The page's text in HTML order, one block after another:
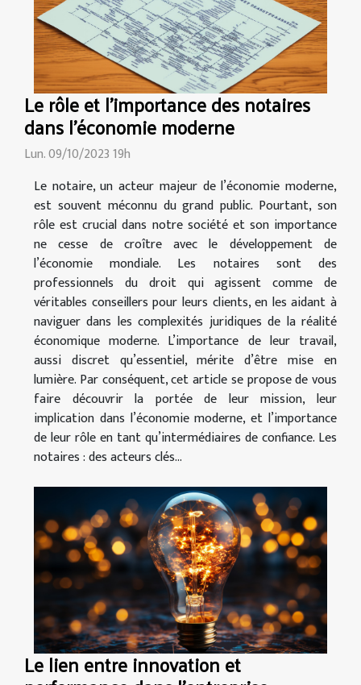
Le rôle et l'importance des notaires
dans l'économie moderne
Lun. 09/10/2023 19h
Le notaire, un acteur majeur de l’économie moderne,
est souvent méconnu du grand public. Pourtant, son
rôle est crucial dans notre société et son importance
ne cesse de croître avec le développement de
l’économie mondiale. Les notaires sont des
professionnels du droit qui agissent comme de
véritables conseillers pour leurs clients, en les aidant à
naviguer dans les complexités juridiques de la réalité
économique moderne. L’importance de leur travail,
aussi discret qu’essentiel, mérite d’être mise en
lumière. Par conséquent, cet article se propose de vous
faire découvrir la portée de leur mission, leur
implication dans l’économie moderne, et l’importance
de leur rôle en tant qu’intermédiaires de confiance. Les
notaires : des acteurs clés...
Le lien entre innovation et